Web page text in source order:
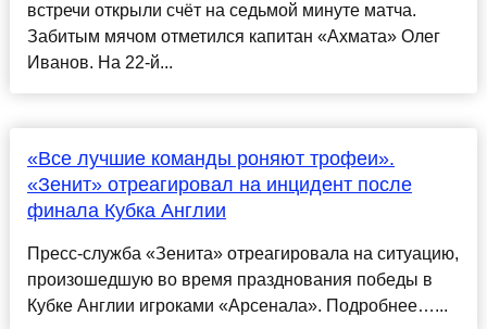
встречи открыли счёт на седьмой минуте матча.
Забитым мячом отметился капитан «Ахмата» Олег
Иванов. На 22-й...
«Все лучшие команды роняют трофеи».
«Зенит» отреагировал на инцидент после
финала Кубка Англии
Пресс-служба «Зенита» отреагировала на ситуацию,
произошедшую во время празднования победы в
Кубке Англии игроками «Арсенала». Подробнее…...